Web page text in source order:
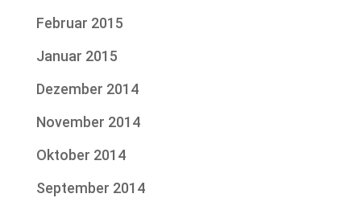
Februar 2015
Januar 2015
Dezember 2014
November 2014
Oktober 2014
September 2014